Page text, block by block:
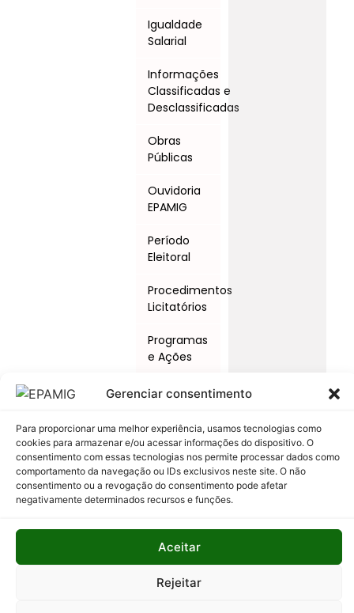
Gerenciar consentimento
Para proporcionar uma melhor experiência, usamos tecnologias como
cookies para armazenar e/ou acessar informações do dispositivo. O
consentimento com essas tecnologias nos permite processar dados como
comportamento da navegação ou IDs exclusivos neste site. O não
consentimento ou a revogação do consentimento pode afetar
negativamente determinados recursos e funções.
Aceitar
Rejeitar
Igualdade
Salarial
Informações
Classificadas e
Desclassificadas
Obras
Públicas
Ouvidoria
EPAMIG
Período
Eleitoral
Procedimentos
Licitatórios
Programas
e Ações
Relatório
Atividades
da
Auditoria
Interna
Relatório
Serviço de
ao Cidadão